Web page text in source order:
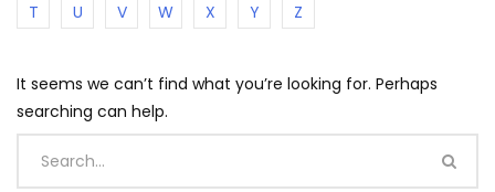
T
U V W X Y Z
It seems we can’t find what you’re looking for. Perhaps
searching can help.